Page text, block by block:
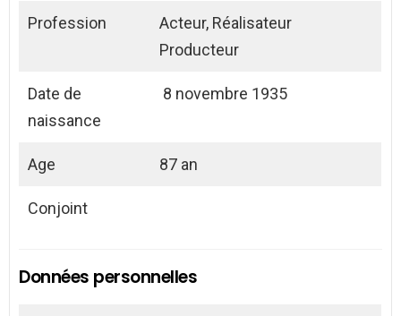
Profession
Acteur, Réalisateur
Producteur
Date de
naissance
8 novembre 1935
Age 87 an
Conjoint
Données personnelles